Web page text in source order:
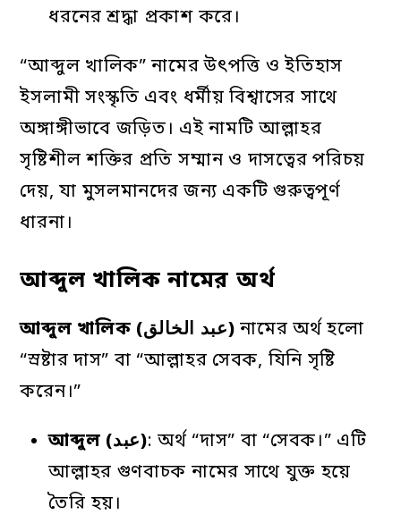
ধরনের শ্রদ্ধা প্রকাশ করে।
“আব্দুল খালিক” নামের উৎপত্তি ও ইতিহাস
ইসলামী সংস্কৃতি এবং ধর্মীয় বিশ্বাসের সাথে
অঙ্গাঙ্গীভাবে জড়িত। এই নামটি আল্লাহর
সৃষ্টিশীল শক্তির প্রতি সম্মান ও দাসত্বের পরিচয়
দেয়, যা মুসলমানদের জন্য একটি গুরুত্বপূর্ণ
ধারনা।
আব্দুল খালিক নামের অর্থ
আব্দুল খালিক (عبد الخالق) নামের অর্থ হলো
“স্রষ্টার দাস” বা “আল্লাহর সেবক, যিনি সৃষ্টি
করেন।”
আব্দুল (عبد): অর্থ “দাস” বা “সেবক।” এটি
আল্লাহর গুণবাচক নামের সাথে যুক্ত হয়ে
তৈরি হয়।